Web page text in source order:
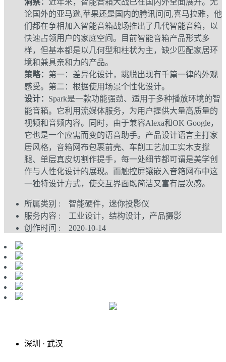
洞察： 近年来，智能音箱大战已在国内外全面展开。无
论国外的亚马逊,苹果还是国内的腾讯问问,喜马拉雅，他
们都在争相加入智能音箱战场推出了几代智能音箱，以
快速占领用户的家庭空间。目前智能音箱产品形式多
样，但基本都是以几何型和柱状为主，缺少匹配家居环
境和兼具亲和力的产品。
策略： 第一：差异化设计，跳脱出现有千篇一律的外观
感受。第二：根据使用场景个性化设计。
设计： Spark是一款功能强劲、适用于多种播放环境的智
能音箱。它利用流媒体服务，为用户提供大量高质量的
视频和音频内容。同时，由于兼容Alexa和OK Google，
它也是一个应需而变的语音助手。产品设计语言主打家
居风格，音箱网布包裹前壳、车削工艺加工实木支撑
腿、单层真皮切割作提手，每一处细节都可谓是美学创
作与人性化设计的展现。而触控屏镶嵌入音箱网布中这
一独特设计方式，使交互界面既简洁又富有层次感。
所属类别 : 智能硬件，迷你投影仪
服务内容 : 工业设计，结构设计，产品摄影
创作时间 : 2020-10-14
深圳 · 武汉